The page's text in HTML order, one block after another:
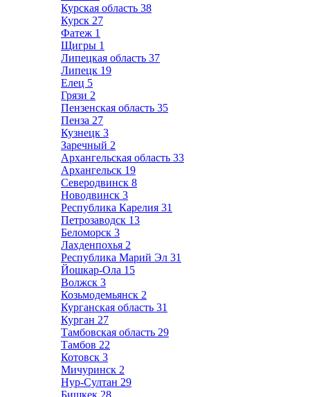
Курская область 38
Курск 27
Фатеж 1
Щигры 1
Липецкая область 37
Липецк 19
Елец 5
Грязи 2
Пензенская область 35
Пенза 27
Кузнецк 3
Заречный 2
Архангельская область 33
Архангельск 19
Северодвинск 8
Новодвинск 3
Республика Карелия 31
Петрозаводск 13
Беломорск 3
Лахденпохья 2
Республика Марий Эл 31
Йошкар-Ола 15
Волжск 3
Козьмодемьянск 2
Курганская область 31
Курган 27
Тамбовская область 29
Тамбов 22
Котовск 3
Мичуринск 2
Нур-Султан 29
Бишкек 28